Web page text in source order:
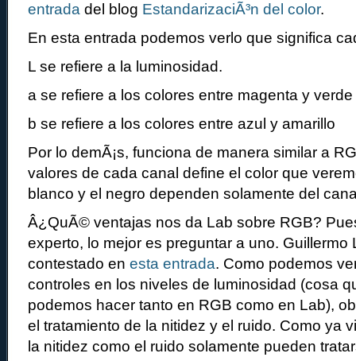
entrada del blog EstandarizaciÃ³n del color.
En esta entrada podemos verlo que significa
L se refiere a la luminosidad.
a se refiere a los colores entre magenta y verde
b se refiere a los colores entre azul y amarillo
Por lo demÃ¡s, funciona de manera similar a
valores de cada canal define el color que
blanco y el negro dependen solamente del
Â¿QuÃ© ventajas nos da Lab sobre RGB?
experto, lo mejor es preguntar a uno. Guillermo
contestado en esta entrada. Como podemos
controles en los niveles de luminosidad (cosa
podemos hacer tanto en RGB como en Lab),
el tratamiento de la nitidez y el ruido. Como ya
la nitidez como el ruido solamente pueden